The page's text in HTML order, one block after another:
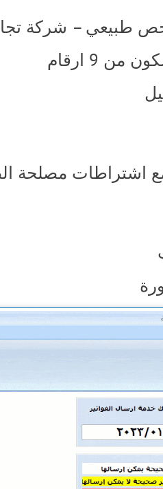
شخص طبيعي – شركة
9 ارقام